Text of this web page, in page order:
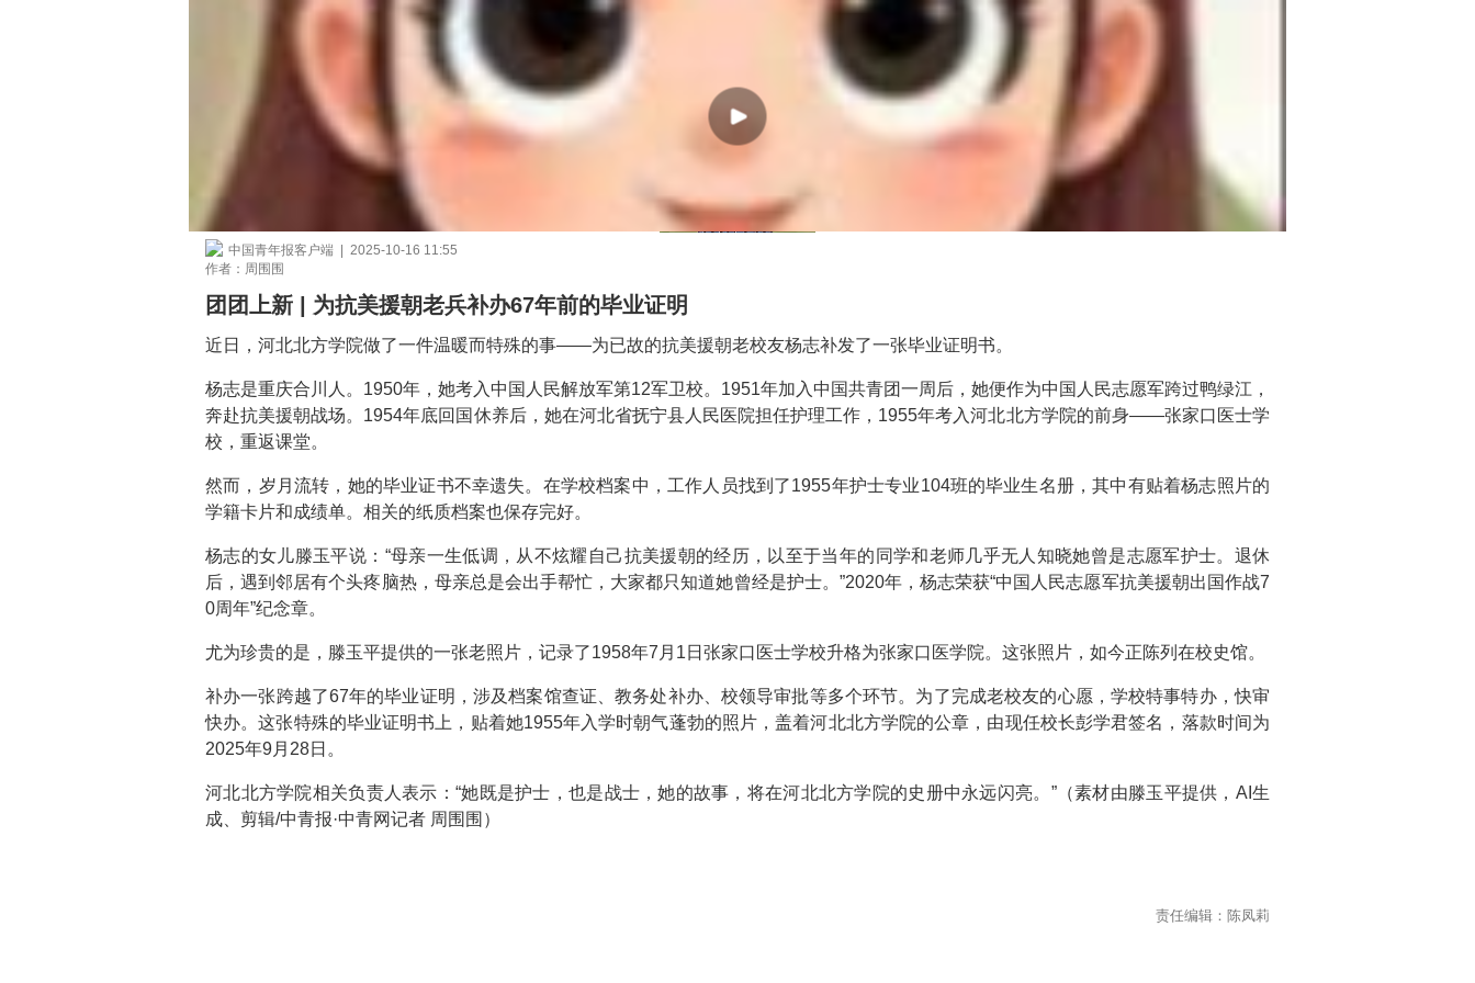
中国青年报客户端 | 2025-10-16 11:55
作者：周围围
团团上新 | 为抗美援朝老兵补办67年前的毕业证明
近日，河北北方学院做了一件温暖而特殊的事——为已故的抗美援朝老校友杨志补发了一张毕业证明书。
杨志是重庆合川人。1950年，她考入中国人民解放军第12军卫校。1951年加入中国共青团一周后，她便作为中国人民志愿军跨过鸭绿江，
奔赴抗美援朝战场。1954年底回国休养后，她在河北省抚宁县人民医院担任护理工作，1955年考入河北北方学院的前身——张家口医士学
校，重返课堂。
然而，岁月流转，她的毕业证书不幸遗失。在学校档案中，工作人员找到了1955年护士专业104班的毕业生名册，其中有贴着杨志照片的
学籍卡片和成绩单。相关的纸质档案也保存完好。
杨志的女儿滕玉平说：“母亲一生低调，从不炫耀自己抗美援朝的经历，以至于当年的同学和老师几乎无人知晓她曾是志愿军护士。退休
后，遇到邻居有个头疼脑热，母亲总是会出手帮忙，大家都只知道她曾经是护士。”2020年，杨志荣获“中国人民志愿军抗美援朝出国作战7
0周年”纪念章。
尤为珍贵的是，滕玉平提供的一张老照片，记录了1958年7月1日张家口医士学校升格为张家口医学院。这张照片，如今正陈列在校史馆。
补办一张跨越了67年的毕业证明，涉及档案馆查证、教务处补办、校领导审批等多个环节。为了完成老校友的心愿，学校特事特办，快审
快办。这张特殊的毕业证明书上，贴着她1955年入学时朝气蓬勃的照片，盖着河北北方学院的公章，由现任校长彭学君签名，落款时间为
2025年9月28日。
河北北方学院相关负责人表示：“她既是护士，也是战士，她的故事，将在河北北方学院的史册中永远闪亮。”（素材由滕玉平提供，AI生
成、剪辑/中青报·中青网记者 周围围）